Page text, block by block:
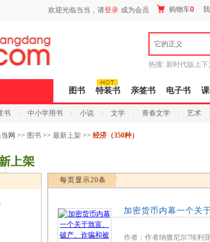
欢迎光临当当，请登录 成为会员 购物车0
它的正义
热搜: 新时代版上
图书 特装书 亲签书 电子书
书 中小学用书 小说 文学 青春文学 艺术
电子书
网 >> 图书 >> 最新上架 >> 经济（350种）
每页显示20条
加密货币内幕一个关
作者：作者纳撒尼尔?埃利